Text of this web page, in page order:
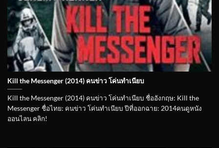
Kill the Messenger (2014) คนข่าว โค่นทำเนียบ
Kill the Messenger (2014) คนข่าว โค่นทำเนียบ ชื่ออังกฤษ: Kill the
Messenger ชื่อไทย: คนข่าว โค่นทำเนียบ ปีที่ออกฉาย: 2014คนดูหนัง
ออนไลน คลิก!